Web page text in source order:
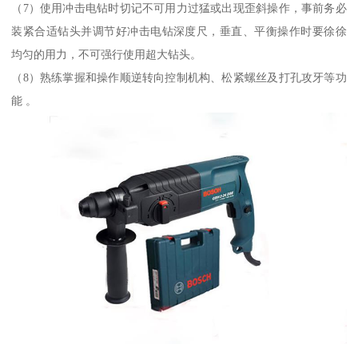
（7）使用冲击电钻时切记不可用力过猛或出现歪斜操作，事前务必
装紧合适钻头并调节好冲击电钻深度尺，垂直、平衡操作时要徐徐
均匀的用力，不可强行使用超大钻头。
（8）熟练掌握和操作顺逆转向控制机构、松紧螺丝及打孔攻牙等功
能 。